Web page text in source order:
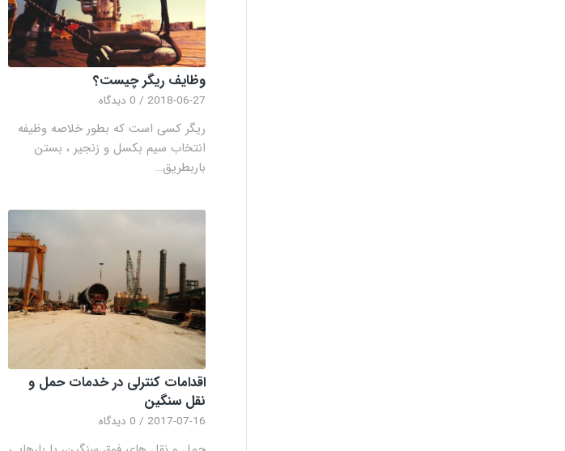
وظایف ریگر چیست؟
2018-06-27
/ 0 دیدگاه
ریگر کسی است که بطور خلاصه وظیفه
انتخاب سیم بکسل و زنجیر ، بستن
باربطریق…
اقدامات کنترلی در خدمات حمل و
نقل سنگین
2017-07-16
/ 0 دیدگاه